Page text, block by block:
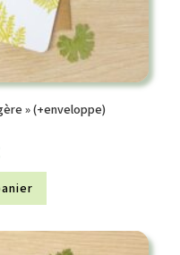
» (+enveloppe)